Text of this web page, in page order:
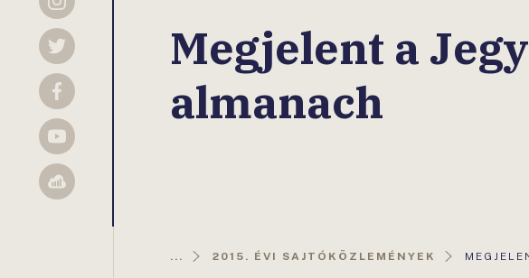
Instagram
Twitter
Facebook
YouTube
Sellsy
Megjelent a
almanach
... 2015. ÉVI SAJTÓKÖZLEMÉNYEK
AKTUÁLIS